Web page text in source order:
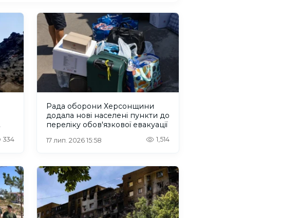
334
Рада оборони Херсонщини
додала нові населені пункти до
переліку обов'язкової евакуації
17 лип. 2026 15:58 1,514